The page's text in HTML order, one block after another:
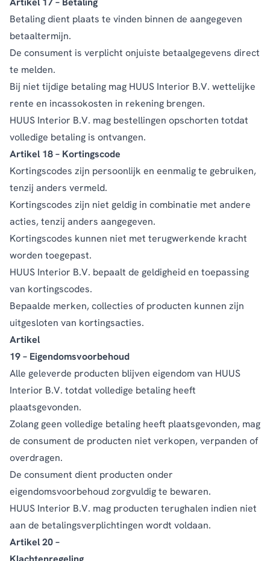
Betaling dient plaats te vinden binnen de aangegeven
betaaltermijn.
De consument is verplicht onjuiste betaalgegevens direct
te melden.
Bij niet tijdige betaling mag HUUS Interior B.V. wettelijke
rente en incassokosten in rekening brengen.
HUUS Interior B.V. mag bestellingen opschorten totdat
volledige betaling is ontvangen.
Artikel 18 – Kortingscode
Kortingscodes zijn persoonlijk en eenmalig te gebruiken,
tenzij anders vermeld.
Kortingscodes zijn niet geldig in combinatie met andere
acties, tenzij anders aangegeven.
Kortingscodes kunnen niet met terugwerkende kracht
worden toegepast.
HUUS Interior B.V. bepaalt de geldigheid en toepassing
van kortingscodes.
Bepaalde merken, collecties of producten kunnen zijn
uitgesloten van kortingsacties.
Artikel
19 – Eigendomsvoorbehoud
Alle geleverde producten blijven eigendom van HUUS
Interior B.V. totdat volledige betaling heeft
plaatsgevonden.
Zolang geen volledige betaling heeft plaatsgevonden, mag
de consument de producten niet verkopen, verpanden of
overdragen.
De consument dient producten onder
eigendomsvoorbehoud zorgvuldig te bewaren.
HUUS Interior B.V. mag producten terughalen indien niet
aan de betalingsverplichtingen wordt voldaan.
Artikel 20 –